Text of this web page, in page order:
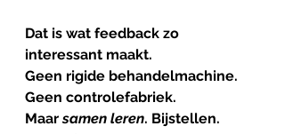
Dat is wat feedback zo
interessant maakt.
Geen rigide behandelmachine.
Geen controlefabriek.
Maar samen leren. Bijstellen.